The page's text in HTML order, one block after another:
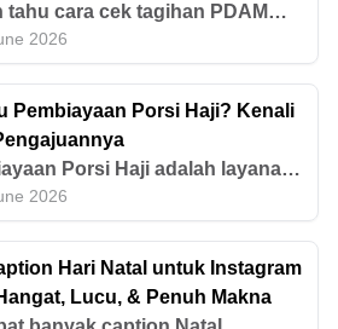
tahu cara cek tagihan PDAM
datang ke kantor PDAM
Yuk, cari tahu pilihan
pengecekan dan
di sini!
2026
Pembiayaan Porsi Haji? Kenali
Porsi Haji adalah layanan
haji yang disediakan oleh
berdasarkan prinsip syariah.
lebih banyak di artikel ini.
2026
Hari Natal untuk Instagram
Lucu, & Penuh Makna